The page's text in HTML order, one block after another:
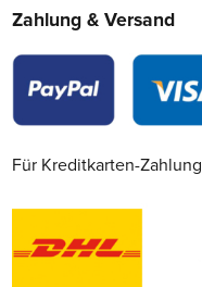
Zahlung & Versand
Für Kreditkarten-